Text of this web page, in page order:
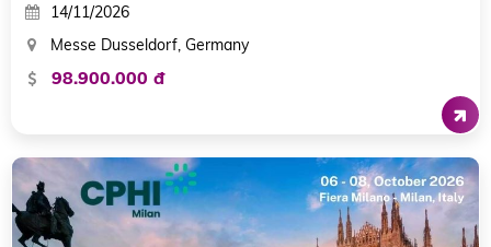
14/11/2026
Messe Dusseldorf, Germany
98.900.000 đ